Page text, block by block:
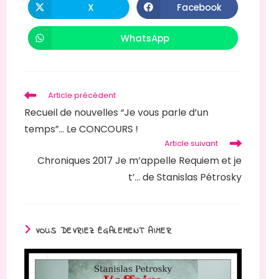
Ouvrir
dans
une
X Ouvrir
dans
une
Facebook
Ouvrir
dans
WhatsApp
Read
more
articles
Article précédent
Recueil de nouvelles “Je vous parle d’un
temps”… Le CONCOURS !
Article suivant
Chroniques 2017 Je m’appelle Requiem et je
t’… de Stanislas Pétrosky
VOUS DEVRIEZ ÉGALEMENT AIMER